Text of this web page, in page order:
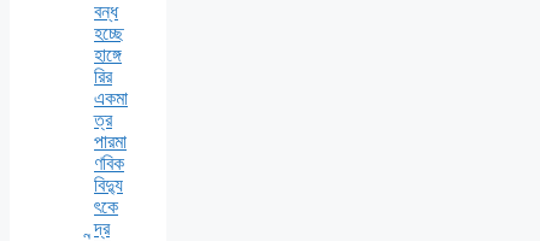
বন্ধ
হচ্ছে
হাঙ্গে
রির
একমা
ত্র
পারমা
ণবিক
বিদ্যু
ৎকে
ন্দ্র